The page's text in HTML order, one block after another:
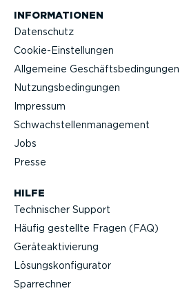
HILFE
Technischer Support
Häufig gestellte Fragen (FAQ)
Geräteak­ti­vierung
Lösungs­kon­fi­gu­rator
Sparrechner
INFOR­MA­TIONEN
Datenschutz
Cookie-Ein­stel­lungen
Allgemeine Geschäfts­be­din­gungen
Nutzungs­be­din­gungen
Impressum
Schwach­stel­len­ma­nagement
Jobs
Presse